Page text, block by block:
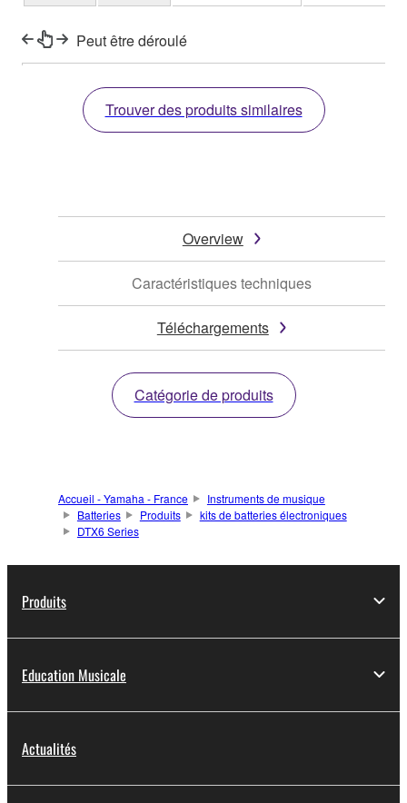
Peut être déroulé
Trouver des produits similaires
Overview
Caractéristiques techniques
Téléchargements
Catégorie de produits
Accueil - Yamaha - France
Instruments de musique
Batteries
Produits
kits de batteries électroniques
DTX6 Series
Produits
Education Musicale
Actualités